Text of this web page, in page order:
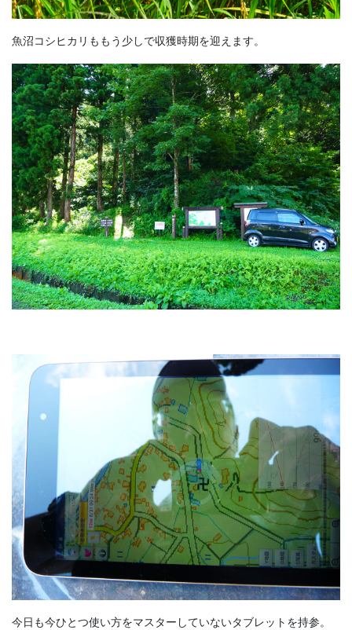
魚沼コシヒカリももう少しで収獲時期を迎えます。
今日も今ひとつ使い方をマスターしていないタブレットを持参。